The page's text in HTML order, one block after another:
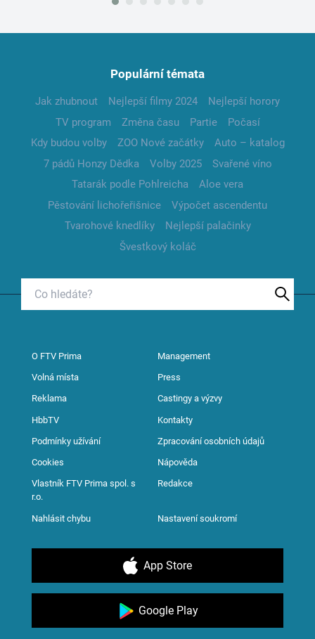
Populární témata
Jak zhubnout Nejlepší filmy 2024
Nejlepší horory
TV program
Změna času Partie
Počasí
Kdy budou volby
ZOO Nové začátky
Auto – katalog
7 pádů Honzy Dědka
Volby 2025
Svařené víno
Tatarák podle Pohlreicha
Aloe vera
Pěstování lichořeřišnice
Výpočet ascendentu
Tvarohové knedlíky
Nejlepší palačinky
Švestkový koláč
O FTV Prima Management
Volná místa Press
Reklama Castingy a výzvy
HbbTV Kontakty
Podmínky užívání Zpracování osobních údajů
Cookies Nápověda
Vlastník FTV Prima spol. s
r.o.
Redakce
Nahlásit chybu Nastavení soukromí
App Store
Google Play